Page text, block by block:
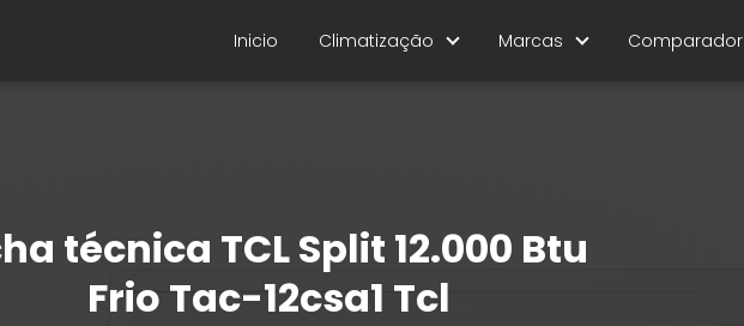
Inicio Climatização Marcas Comparador
técnica TCL Split 12.000 Btu
Frio Tac-12csa1 Tcl